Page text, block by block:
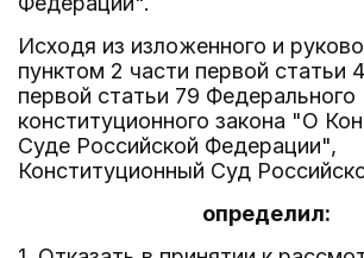
Исходя из изложенного и
пунктом 2 части первой статьи
первой статьи 79 Федерального
конституционного закона "О
Суде Российской Федерации",
Конституционный Суд
определил: